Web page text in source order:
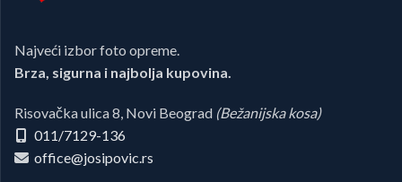
Najveći izbor foto opreme.
Brza, sigurna i najbolja kupovina.
Risovačka ulica 8, Novi Beograd (Bežanijska kosa)
011/7129-136
office@josipovic.rs